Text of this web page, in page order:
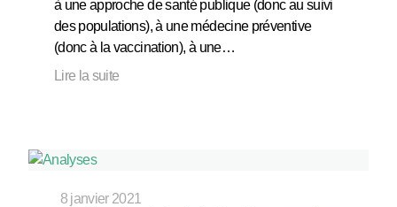
à une approche de santé publique (donc au suivi
des populations), à une médecine préventive
(donc à la vaccination), à une…
Lire la suite
8 janvier 2021